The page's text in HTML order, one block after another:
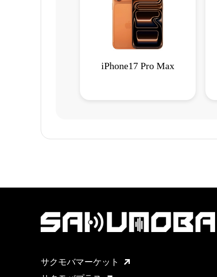
iPhone17 Pro Max
サクモバマーケット